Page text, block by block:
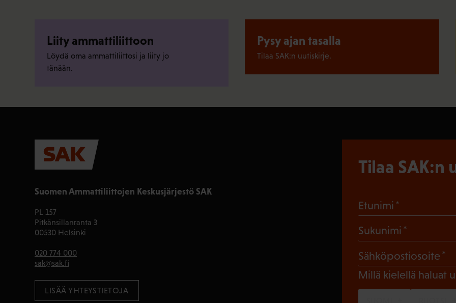
Liity ammattiliittoon
Löydä oma ammattiliittosi ja liity jo
tänään.
Pysy ajan tasalla
Tilaa SAK:n uutiskirje.
Suomen Ammattiliittojen Keskusjärjestö SAK
PL 157
Pitkänsillanranta 3
00530 Helsinki
020 774 000
sak@sak.fi
LISÄÄ YHTEYSTIETOJA
Tilaa SAK:n
Etunimi
Sukunimi
Sähköpostiosoite
Millä kielellä haluat